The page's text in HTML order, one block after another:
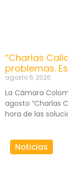
“Charlas
problemas.
agosto 6, 2026
La Cámara
agosto “Charlas
hora de las
Noticias